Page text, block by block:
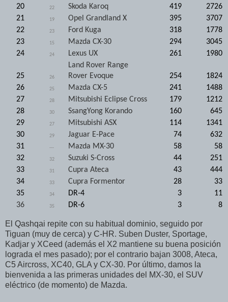
20
22 Skoda Karoq 419
2726
21
19 Opel Grandland X 395
3707
22
23 Ford Kuga 318
1778
23
15 Mazda CX-30 294
3045
24
24 Lexus UX 261 1980
25 26
Land Rover Range
Rover Evoque
254
1824
26
25 Mazda CX-5 241
1488
27
28 Mitsubishi Eclipse Cross 179
1212
28
30 SsangYong Korando 160
645
29
27 Mitsubishi ASX 114
1341
30
29 Jaguar E-Pace 74
632
31
--- Mazda MX-30 58
58
32
32 Suzuki S-Cross 44
251
33
31 Cupra Ateca 43
444
34
33 Cupra Formentor 28
33
35
34 DR-4 3
11
36
35 DR-6 3 8
El Qashqai repite con su habitual dominio, seguido por
Tiguan (muy de cerca) y C-HR. Suben Duster, Sportage,
Kadjar y XCeed (además el X2 mantiene su buena posición
lograda el mes pasado); por el contrario bajan 3008, Ateca,
C5 Aircross, XC40, GLA y CX-30. Por último, damos la
bienvenida a las primeras unidades del MX-30, el SUV
eléctrico (de momento) de Mazda.